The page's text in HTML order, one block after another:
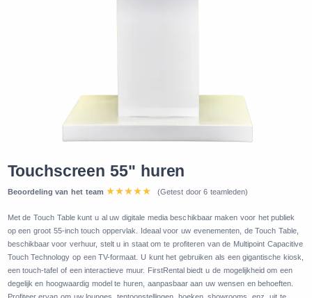
Touchscreen 55" huren
Beoordeling van het team (Getest door 6 teamleden)
Met de Touch Table kunt u al uw digitale media beschikbaar maken voor het publiek
op een groot 55-inch touch oppervlak. Ideaal voor uw evenementen, de Touch Table,
beschikbaar voor verhuur, stelt u in staat om te profiteren van de Multipoint Capacitive
Touch Technology op een TV-formaat. U kunt het gebruiken als een gigantische kiosk,
een touch-tafel of een interactieve muur. FirstRental biedt u de mogelijkheid om een
degelijk en hoogwaardig model te huren, aanpasbaar aan uw wensen en behoeften.